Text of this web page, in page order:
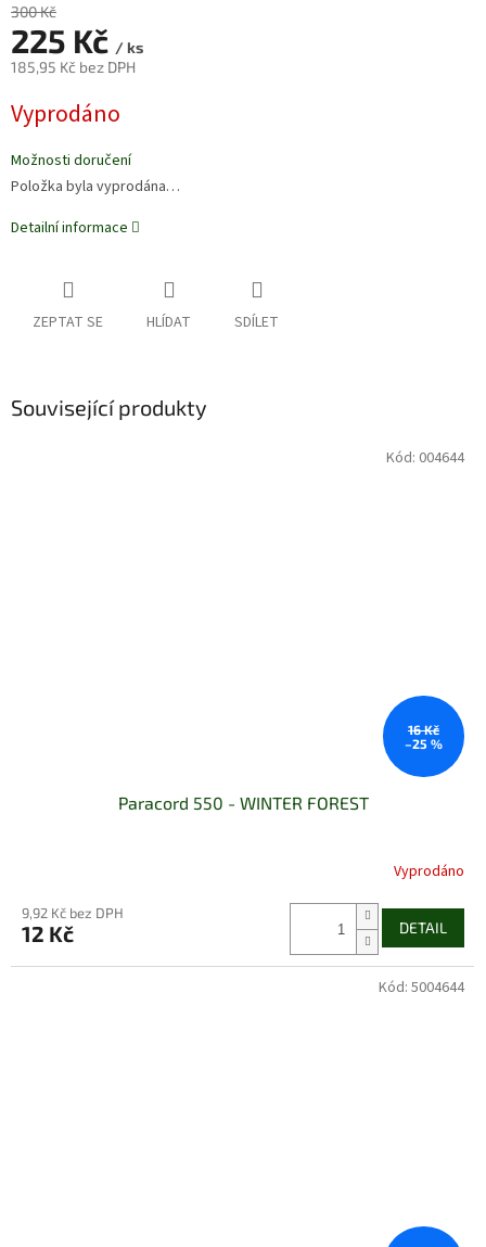
300 Kč
225 Kč / ks
185,95 Kč bez DPH
cena:
Vyprodáno
Možnosti doručení
Položka byla vyprodána…
Detailní informace
ZEPTAT SE HLÍDAT SDÍLET
Související produkty
16 Kč
–25 %
Paracord 550 - WINTER FOREST
Vyprodáno
9,92 Kč bez DPH
12 Kč DETAIL
Kód: 004644
Kód: 5004644